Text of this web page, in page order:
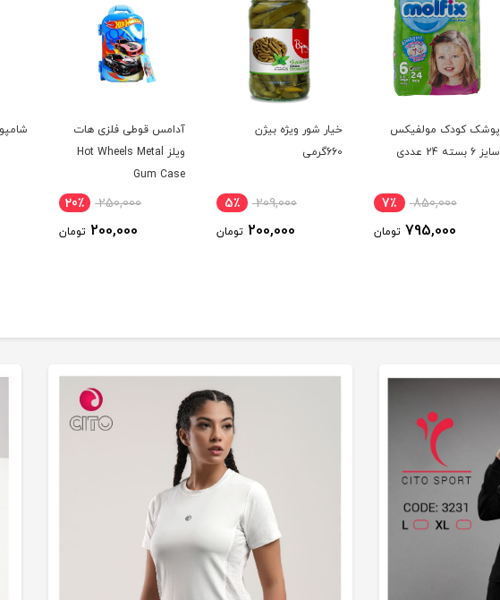
پوشک کودک مولفیکس
سایز 6 بسته 24 عددی
850,000 7٪
795,000 تومان
خیار شور ویژه بیژن
660گرمی
209,000 5٪
200,000 تومان
آدامس قوطی فلزی هات
ویلز Hot Wheels Metal
Gum Case ‏
250,000 20٪
200,000 تومان